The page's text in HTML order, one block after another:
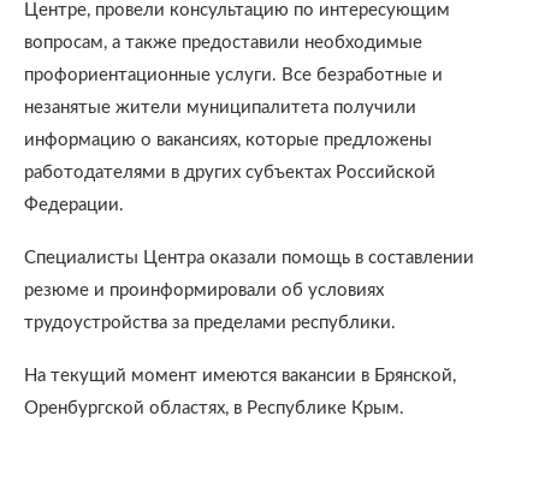
Центре, провели консультацию по интересующим
вопросам, а также предоставили необходимые
профориентационные услуги. Все безработные и
незанятые жители муниципалитета получили
информацию о вакансиях, которые предложены
работодателями в других субъектах Российской
Федерации.
Специалисты Центра оказали помощь в составлении
резюме и проинформировали об условиях
трудоустройства за пределами республики.
На текущий момент имеются вакансии в Брянской,
Оренбургской областях, в Республике Крым.